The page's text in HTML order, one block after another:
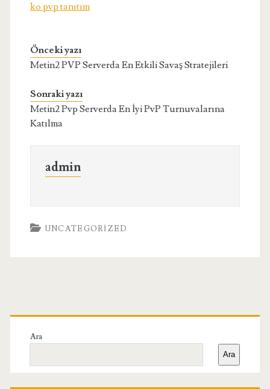
ko pvp tanıtım
Önceki yazı
Metin2 PVP Serverda En Etkili Savaş Stratejileri
Sonraki yazı
Metin2 Pvp Serverda En İyi PvP Turnuvalarına
Katılma
admin
UNCATEGORIZED
Birincil
Yan
Menü
Ara
Ara